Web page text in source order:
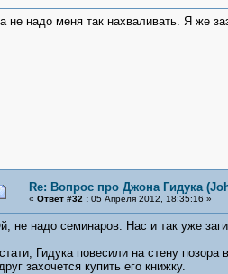
не надо меня так нахваливать. Я же
Re: Вопрос про Джона Гидука
« Ответ #32 :05 Апреля 2012, 18:35:16 »
не надо семинаров. Нас и так уже
Гидука повесили на стену
захочется купить его книжку.